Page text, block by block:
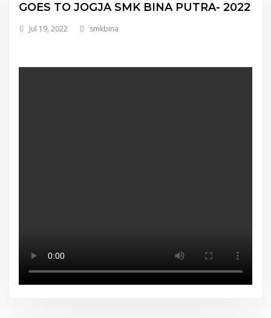
GOES TO JOGJA SMK BINA PUTRA- 2022
Jul 19, 2022 smkbina